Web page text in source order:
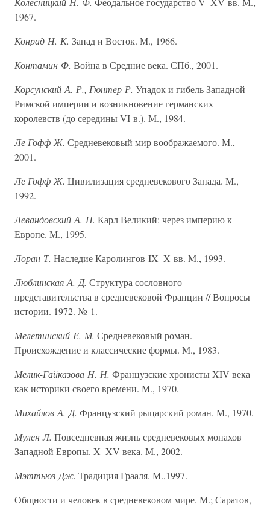
1967.
Конрад Н. К. Запад и Восток. М., 1966.
Контамин Ф. Война в Средние века. СПб., 2001.
Корсунский А. Р., Гюнтер Р. Упадок и гибель Западной
Римской империи и возникновение германских
королевств (до середины VI в.). М., 1984.
Ле Гофф Ж. Средневековый мир воображаемого. М.,
2001.
Ле Гофф Ж. Цивилизация средневекового Запада. М.,
1992.
Левандовский А. П. Карл Великий: через империю к
Европе. М., 1995.
Лоран Т. Наследие Каролингов IX–X вв. М., 1993.
Люблинская А. Д. Структура сословного
представительства в средневековой Франции // Вопросы
истории. 1972. № 1.
Мелетинский E. М. Средневековый роман.
Происхождение и классические формы. М., 1983.
Мелик-Гайказова H. Н. Французские хронисты XIV века
как историки своего времени. М., 1970.
Михайлов А. Д. Французский рыцарский роман. М., 1970.
Мулен Л. Повседневная жизнь средневековых монахов
Западной Европы. X–XV века. М., 2002.
Мэттьюз Дж. Традиция Грааля. М.,1997.
Общности и человек в средневековом мире. М.; Саратов,